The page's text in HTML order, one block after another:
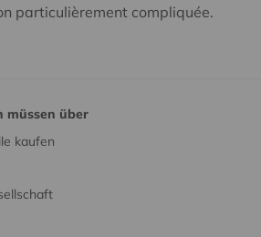
particulièrement compliquée.
müssen über
kaufen